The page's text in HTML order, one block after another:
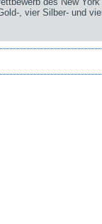
, vier Silber- und